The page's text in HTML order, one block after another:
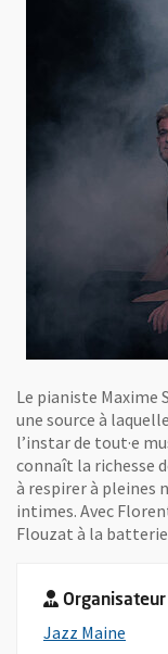
Le pianiste Maxime
une source à
l’instar de tout·e
connaît la richesse
à respirer à pleines
intimes. Avec
Flouzat à la
Organisateur
Jazz Maine